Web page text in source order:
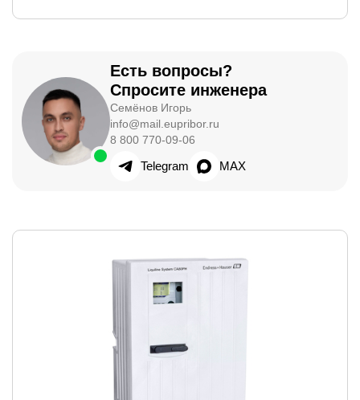
Есть вопросы?
Спросите инженера
Семёнов Игорь
info@mail.eupribor.ru
8 800 770-09-06
Telegram MAX